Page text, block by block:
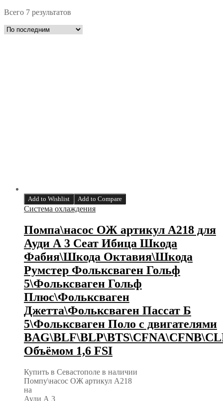
Всего 7 результатов
Add to Wishlist Add to Compare
Система охлаждения
Помпа\насос ОЖ артикул A218 для
Ауди А 3 Сеат Ибица Шкода
Фабия\Шкода Октавия\Шкода
Румстер Фольксваген Гольф
5\Фольксваген Гольф
Плюс\Фольксваген
Джетта\Фольксваген Пассат Б
5\Фольксваген Поло с двигателями
Объёмом 1,6 FSI
Купить в Севастополе в наличии
Помпу\насос ОЖ артикул A218
на
Ауди А 3